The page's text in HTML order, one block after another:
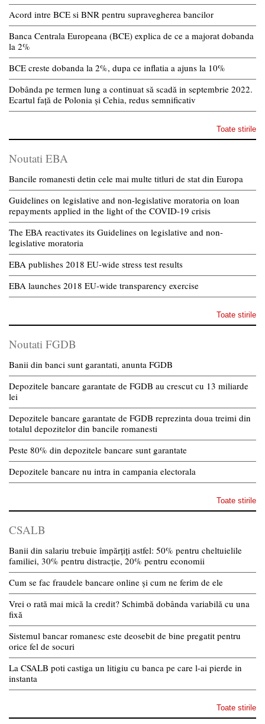
Acord intre BCE si BNR pentru supravegherea bancilor
Banca Centrala Europeana (BCE) explica de ce a majorat dobanda
la 2%
BCE creste dobanda la 2%, dupa ce inflatia a ajuns la 10%
Dobânda pe termen lung a continuat să scadă in septembrie 2022.
Ecartul față de Polonia și Cehia, redus semnificativ
Toate stirile
Noutati EBA
Bancile romanesti detin cele mai multe titluri de stat din Europa
Guidelines on legislative and non-legislative moratoria on loan
repayments applied in the light of the COVID-19 crisis
The EBA reactivates its Guidelines on legislative and non-
legislative moratoria
EBA publishes 2018 EU-wide stress test results
EBA launches 2018 EU-wide transparency exercise
Toate stirile
Noutati FGDB
Banii din banci sunt garantati, anunta FGDB
Depozitele bancare garantate de FGDB au crescut cu 13 miliarde
lei
Depozitele bancare garantate de FGDB reprezinta doua treimi din
totalul depozitelor din bancile romanesti
Peste 80% din depozitele bancare sunt garantate
Depozitele bancare nu intra in campania electorala
Toate stirile
CSALB
Banii din salariu trebuie împărțiți astfel: 50% pentru cheltuielile
familiei, 30% pentru distracție, 20% pentru economii
Cum se fac fraudele bancare online și cum ne ferim de ele
Vrei o rată mai mică la credit? Schimbă dobânda variabilă cu una
fixă
Sistemul bancar romanesc este deosebit de bine pregatit pentru
orice fel de socuri
La CSALB poti castiga un litigiu cu banca pe care l-ai pierde in
instanta
Toate stirile